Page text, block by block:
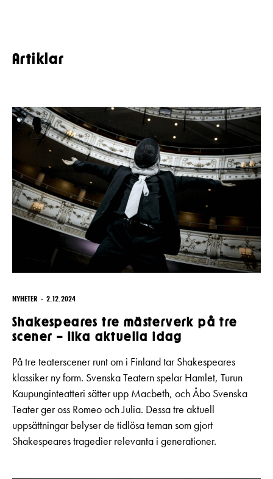
Artiklar
NYHETER 2.12.2024
Shakespeares tre mästerverk på tre
scener – lika aktuella idag
På tre teaterscener runt om i Finland tar Shakespeares
klassiker ny form. Svenska Teatern spelar Hamlet, Turun
Kaupunginteatteri sätter upp Macbeth, och Åbo Svenska
Teater ger oss Romeo och Julia. Dessa tre aktuell
uppsättningar belyser de tidlösa teman som gjort
Shakespeares tragedier relevanta i generationer.